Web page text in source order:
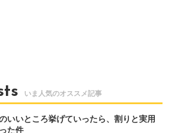
いいところ挙げていったら、割りと実用
た件